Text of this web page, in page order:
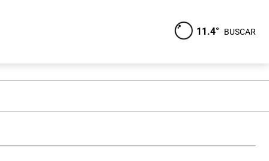
11.4° BUSCAR